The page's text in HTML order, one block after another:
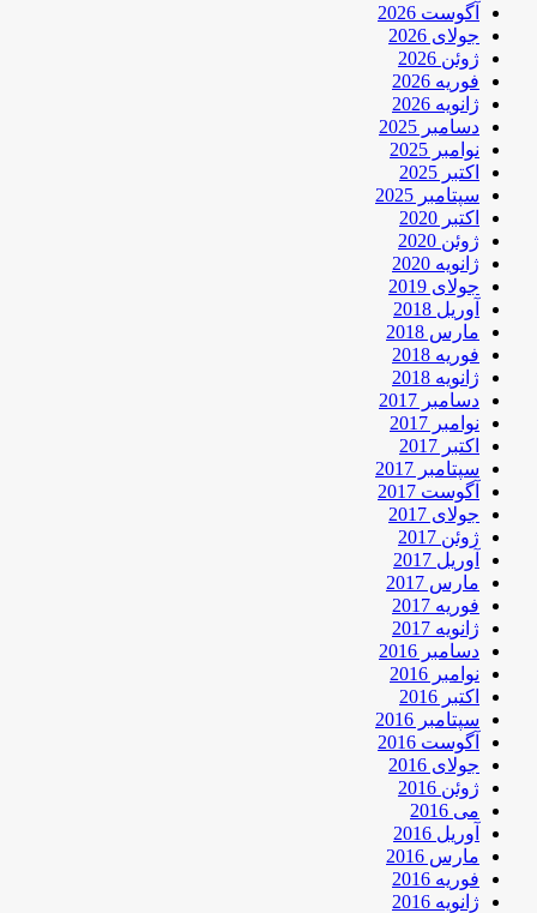
آگوست 2026
جولای 2026
ژوئن 2026
فوریه 2026
ژانویه 2026
دسامبر 2025
نوامبر 2025
اکتبر 2025
سپتامبر 2025
اکتبر 2020
ژوئن 2020
ژانویه 2020
جولای 2019
آوریل 2018
مارس 2018
فوریه 2018
ژانویه 2018
دسامبر 2017
نوامبر 2017
اکتبر 2017
سپتامبر 2017
آگوست 2017
جولای 2017
ژوئن 2017
آوریل 2017
مارس 2017
فوریه 2017
ژانویه 2017
دسامبر 2016
نوامبر 2016
اکتبر 2016
سپتامبر 2016
آگوست 2016
جولای 2016
ژوئن 2016
می 2016
آوریل 2016
مارس 2016
فوریه 2016
ژانویه 2016